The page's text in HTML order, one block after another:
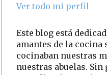
Ver todo mi perfil
Este blog está
amantes de la cocina
cocinaban nuestras
nuestras abuelas. Sin